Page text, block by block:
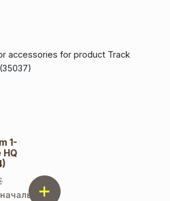
accessories for product Track
1-
HQ